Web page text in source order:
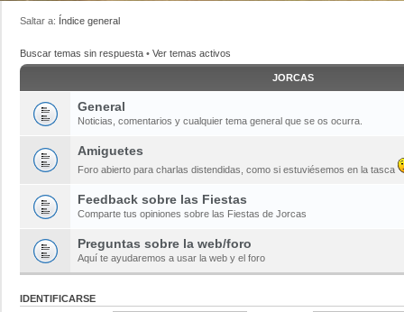
Saltar a: Índice general
Buscar temas sin respuesta • Ver temas activos
JORCAS
General
Noticias, comentarios y cualquier tema general que se os ocurra.
Amiguetes
Foro abierto para charlas distendidas, como si estuviésemos en la tasca
Feedback sobre las Fiestas
Comparte tus opiniones sobre las Fiestas de Jorcas
Preguntas sobre la web/foro
Aquí te ayudaremos a usar la web y el foro
IDENTIFICARSE